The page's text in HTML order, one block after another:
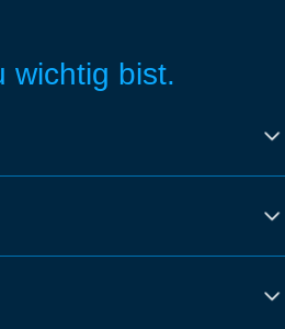
wichtig bist.